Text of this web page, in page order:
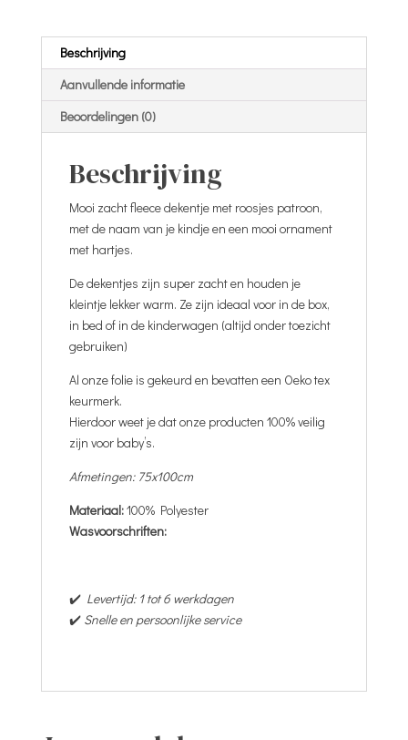
Beschrijving
Aanvullende informatie
Beoordelingen (0)
Beschrijving
Mooi zacht fleece dekentje met roosjes patroon,
met de naam van je kindje en een mooi ornament
met hartjes.
De dekentjes zijn super zacht en houden je
kleintje lekker warm. Ze zijn ideaal voor in de box,
in bed of in de kinderwagen (altijd onder toezicht
gebruiken)
Al onze folie is gekeurd en bevatten een Oeko tex
keurmerk.
Hierdoor weet je dat onze producten 100% veilig
zijn voor baby’s.
Afmetingen: 75x100cm
Materiaal:100% Polyester
Wasvoorschriften:
✔️Levertijd: 1 tot 6 werkdagen
✔️Snelle en persoonlijke service